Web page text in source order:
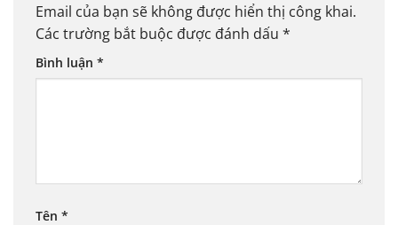
Email của bạn sẽ không được hiển thị công khai.
Các trường bắt buộc được đánh dấu *
Bình luận *
Tên *